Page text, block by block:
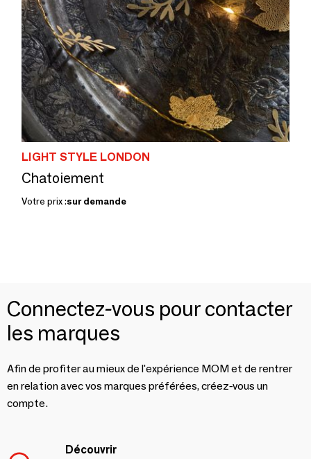
LIGHT STYLE LONDON
Chatoiement
Votre prix :sur demande
Connectez-vous pour contacter
les marques
Afin de profiter au mieux de l'expérience MOM et de rentrer
en relation avec vos marques préférées, créez-vous un
compte.
Découvrir